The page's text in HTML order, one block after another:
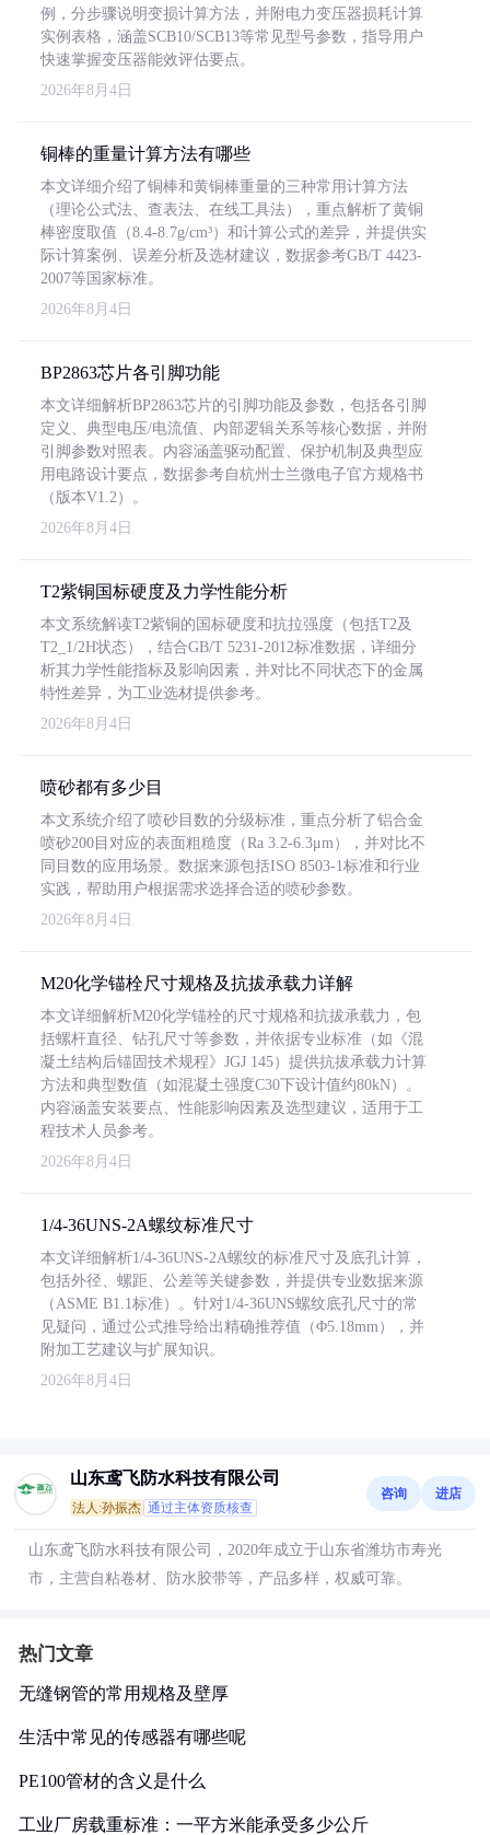
例，分步骤说明变损计算方法，并附电力变压器损耗计算
实例表格，涵盖SCB10/SCB13等常见型号参数，指导用户
快速掌握变压器能效评估要点。
2026年8月4日
铜棒的重量计算方法有哪些
本文详细介绍了铜棒和黄铜棒重量的三种常用计算方法
（理论公式法、查表法、在线工具法），重点解析了黄铜
棒密度取值（8.4-8.7g/cm³）和计算公式的差异，并提供实
际计算案例、误差分析及选材建议，数据参考GB/T 4423-
2007等国家标准。
2026年8月4日
BP2863芯片各引脚功能
本文详细解析BP2863芯片的引脚功能及参数，包括各引脚
定义、典型电压/电流值、内部逻辑关系等核心数据，并附
引脚参数对照表。内容涵盖驱动配置、保护机制及典型应
用电路设计要点，数据参考自杭州士兰微电子官方规格书
（版本V1.2）。
2026年8月4日
T2紫铜国标硬度及力学性能分析
本文系统解读T2紫铜的国标硬度和抗拉强度（包括T2及
T2_1/2H状态），结合GB/T 5231-2012标准数据，详细分
析其力学性能指标及影响因素，并对比不同状态下的金属
特性差异，为工业选材提供参考。
2026年8月4日
喷砂都有多少目
本文系统介绍了喷砂目数的分级标准，重点分析了铝合金
喷砂200目对应的表面粗糙度（Ra 3.2-6.3μm），并对比不
同目数的应用场景。数据来源包括ISO 8503-1标准和行业
实践，帮助用户根据需求选择合适的喷砂参数。
2026年8月4日
M20化学锚栓尺寸规格及抗拔承载力详解
本文详细解析M20化学锚栓的尺寸规格和抗拔承载力，包
括螺杆直径、钻孔尺寸等参数，并依据专业标准（如《混
凝土结构后锚固技术规程》JGJ 145）提供抗拔承载力计算
方法和典型数值（如混凝土强度C30下设计值约80kN）。
内容涵盖安装要点、性能影响因素及选型建议，适用于工
程技术人员参考。
2026年8月4日
1/4-36UNS-2A螺纹标准尺寸
本文详细解析1/4-36UNS-2A螺纹的标准尺寸及底孔计算，
包括外径、螺距、公差等关键参数，并提供专业数据来源
（ASME B1.1标准）。针对1/4-36UNS螺纹底孔尺寸的常
见疑问，通过公式推导给出精确推荐值（Φ5.18mm），并
附加工艺建议与扩展知识。
2026年8月4日
山东鸢飞防水科技有限公司
法人:孙振杰 通过主体资质核查
咨询 进店
山东鸢飞防水科技有限公司，2020年成立于山东省潍坊市寿光
市，主营自粘卷材、防水胶带等，产品多样，权威可靠。
热门文章
无缝钢管的常用规格及壁厚
生活中常见的传感器有哪些呢
PE100管材的含义是什么
工业厂房载重标准：一平方米能承受多少公斤